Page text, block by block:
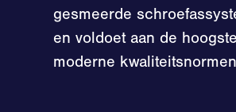
gesmeerde
en voldoet aan de hoogste
moderne